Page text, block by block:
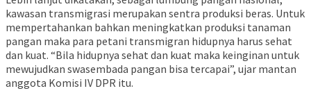
kawasan transmigrasi merupakan sentra produksi beras. Untuk
mempertahankan bahkan meningkatkan produksi tanaman
pangan maka para petani transmigran hidupnya harus sehat
dan kuat. “Bila hidupnya sehat dan kuat maka keinginan untuk
mewujudkan swasembada pangan bisa tercapai”, ujar mantan
anggota Komisi IV DPR itu.